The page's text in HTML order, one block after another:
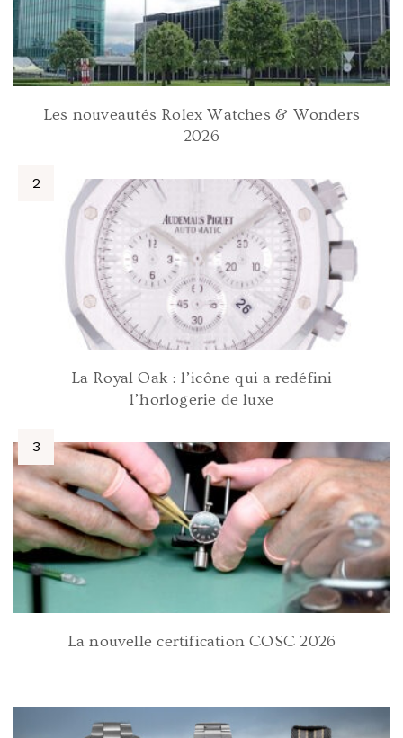
Les nouveautés Rolex Watches & Wonders
2026
La Royal Oak : l’icône qui a redéfini
l’horlogerie de luxe
La nouvelle certification COSC 2026